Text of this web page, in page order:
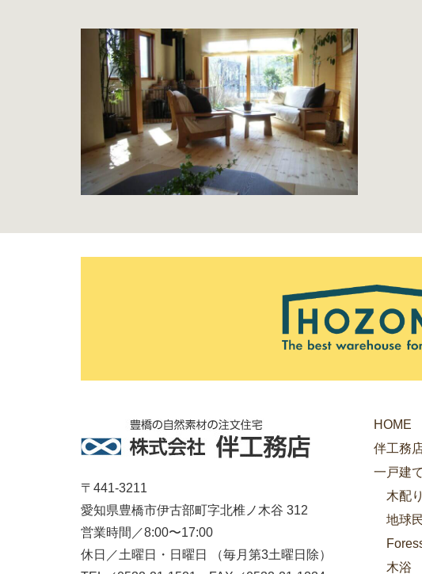
〒441-3211
愛知県豊橋市伊古部町字北椎ノ木谷 312
営業時間／8:00〜17:00
休日／土曜日・日曜日 （毎月第3土曜日除）
HOME
伴工務
一戸建
木配
地球
木浴